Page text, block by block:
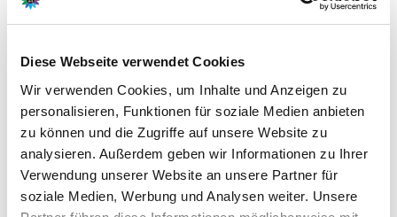
Diese Webseite verwendet Cookies
Wir verwenden Cookies, um Inhalte und Anzeigen zu
personalisieren, Funktionen für soziale Medien anbieten
zu können und die Zugriffe auf unsere Website zu
analysieren. Außerdem geben wir Informationen zu Ihrer
Verwendung unserer Website an unsere Partner für
soziale Medien, Werbung und Analysen weiter. Unsere
Hersteller/Importeur
Ahrens+Sieberz GmbH &
Co KG